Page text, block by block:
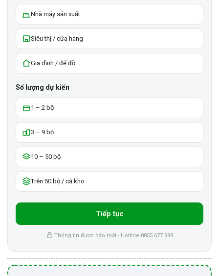
Nhà máy sản xuất
Siêu thị / cửa hàng
Gia đình / để đồ
Số lượng dự kiến
1 – 2 bộ
3 – 9 bộ
10 – 50 bộ
Trên 50 bộ / cả kho
Tiếp tục
Thông tin được bảo mật · Hotline 0855 677 999